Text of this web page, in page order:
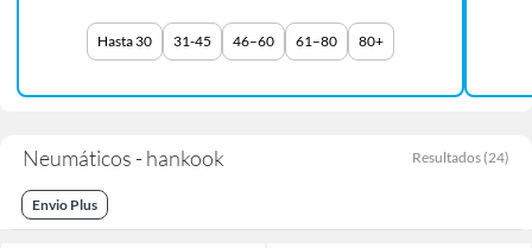
Hasta 30 31-45 46–60 61–80 80+
Neumáticos - hankook Resultados (24)
Envio Plus